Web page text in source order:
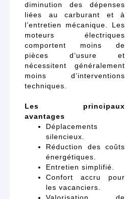
diminution des dépenses
liées au carburant et à
l’entretien mécanique. Les
moteurs électriques
comportent moins de
pièces d’usure et
nécessitent généralement
moins d’interventions
techniques.
Les principaux
avantages
Déplacements
silencieux.
Réduction des coûts
énergétiques.
Entretien simplifié.
Confort accru pour
les vacanciers.